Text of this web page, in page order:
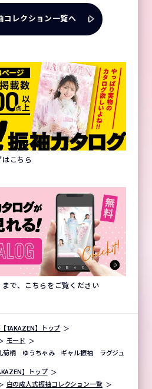
コレクション一覧へ
こちら
で、こちらをご覧ください
TAKAZEN】トップ
モード
柄 ゆうちゃみ ギャル振袖 ラグジュ
】トップ
白の成人式振袖コレクション一覧